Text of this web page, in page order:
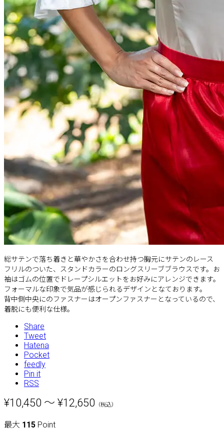
総サテンで落ち着きと華やかさを合わせ持つ胸元にサテンのレース
フリルのついた、スタンドカラーのロングスリーブブラウスです。お
袖はゴムの位置でドレープシルエットをお好みにアレンジできます。
フォーマルな印象で気品が感じられるデザインとなております。
背中側中央にのファスナーはオープンファスナーとなっているので、
着脱にも便利な仕様。
Share
Tweet
Hatena
Pocket
feedly
Pin it
RSS
¥10,450 ～ ¥12,650 （税込）
最大 115 Point